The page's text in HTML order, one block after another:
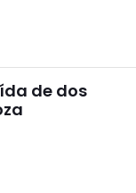
de dos